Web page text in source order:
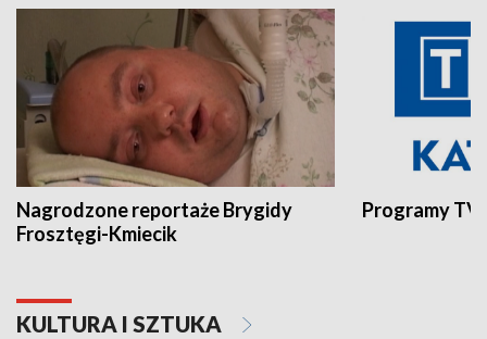
Nagrodzone reportaże Brygidy
Frosztęgi-Kmiecik
Programy
KULTURA I SZTUKA